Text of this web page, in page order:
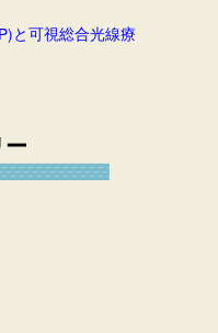
と可視総合光線療